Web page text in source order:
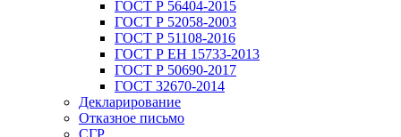
ГОСТ Р 56404-2015
ГОСТ Р 52058-2003
ГОСТ Р 51108-2016
ГОСТ Р ЕН 15733-2013
ГОСТ Р 50690-2017
ГОСТ 32670-2014
Декларирование
Отказное письмо
СГР